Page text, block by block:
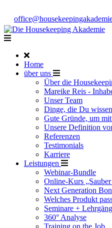
Home
über uns
Über die
Mareike Reis -
Unser Team
Dinge, die Du
Gute Gründe, um
Unsere Definition
Referenzen
Testimonials
Karriere
Leistungen
Webinar-Bundle
Online-Kurs
Next Generation
Welches Produkt
Seminare +
360° Analyse
Training on the Job